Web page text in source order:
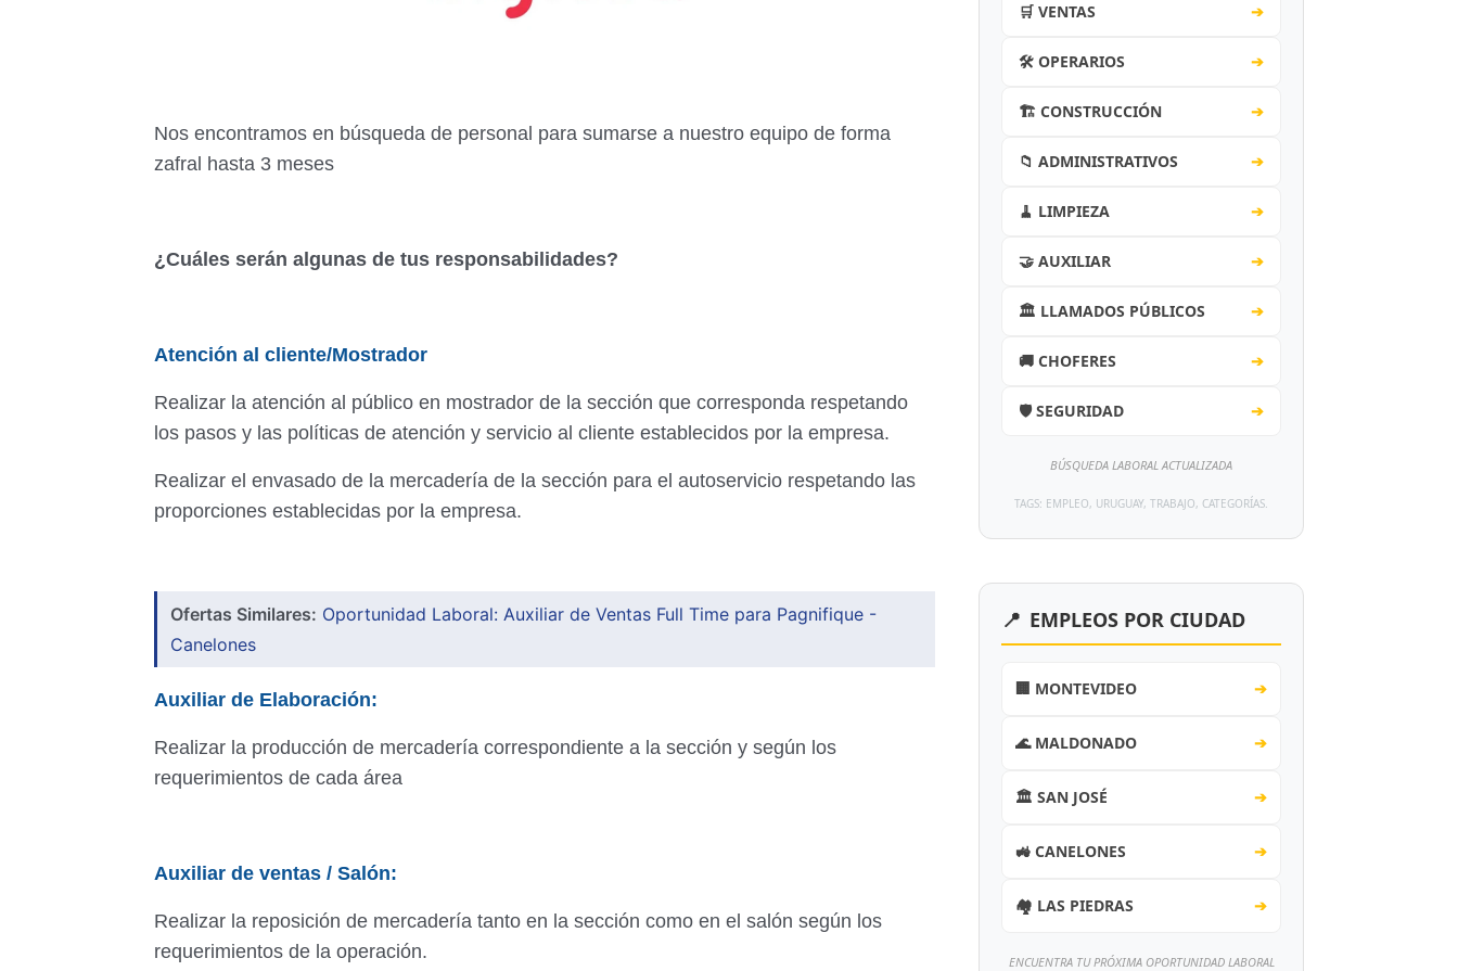
Nos encontramos en búsqueda de personal para sumarse a nuestro equipo de forma
zafral hasta 3 meses
¿Cuáles serán algunas de tus responsabilidades?
Atención al cliente/Mostrador
Realizar la atención al público en mostrador de la sección que corresponda respetando
los pasos y las políticas de atención y servicio al cliente establecidos por la empresa.
Realizar el envasado de la mercadería de la sección para el autoservicio respetando las
proporciones establecidas por la empresa.
Ofertas Similares: Oportunidad Laboral: Auxiliar de Ventas Full Time para Pagnifique -
Canelones
Auxiliar de Elaboración:
Realizar la producción de mercadería correspondiente a la sección y según los
requerimientos de cada área
Auxiliar de ventas / Salón:
Realizar la reposición de mercadería tanto en la sección como en el salón según los
requerimientos de la operación.
🛒 VENTAS ➔
🛠️ OPERARIOS ➔
🏗️ CONSTRUCCIÓN ➔
📁 ADMINISTRATIVOS ➔
🧹 LIMPIEZA ➔
🤝 AUXILIAR ➔
🏛️ LLAMADOS PÚBLICOS ➔
🚚 CHOFERES ➔
🛡️ SEGURIDAD ➔
BÚSQUEDA LABORAL ACTUALIZADA
TAGS: EMPLEO, URUGUAY, TRABAJO, CATEGORÍAS.
📍 EMPLEOS POR CIUDAD
🏢 MONTEVIDEO ➔
🌊 MALDONADO ➔
🏛️ SAN JOSÉ ➔
🚜 CANELONES ➔
🏘️ LAS PIEDRAS ➔
ENCUENTRA TU PRÓXIMA OPORTUNIDAD LABORAL